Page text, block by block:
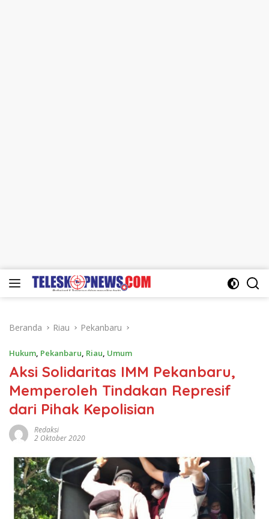
Langsung
Beranda Riau Pekanbaru
Hukum, Pekanbaru, Riau, Umum
Aksi Solidaritas IMM Pekanbaru,
Memperoleh Tindakan Represif
dari Pihak Kepolisian
Redaksi
2 Oktober 2020